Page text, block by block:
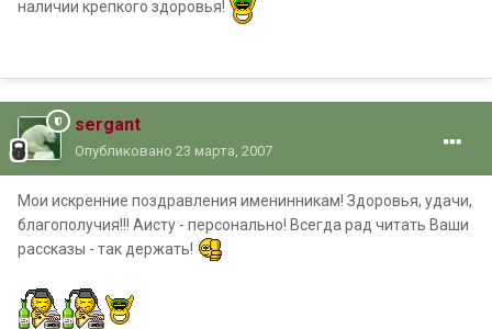
наличии крепкого здоровья!
sergant
Опубликовано 23 марта, 2007
Мои искренние поздравления именинникам! Здоровья, удачи,
благополучия!!! Аисту - персонально! Всегда рад читать Ваши
рассказы - так держать!